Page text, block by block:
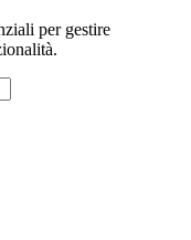
per gestire